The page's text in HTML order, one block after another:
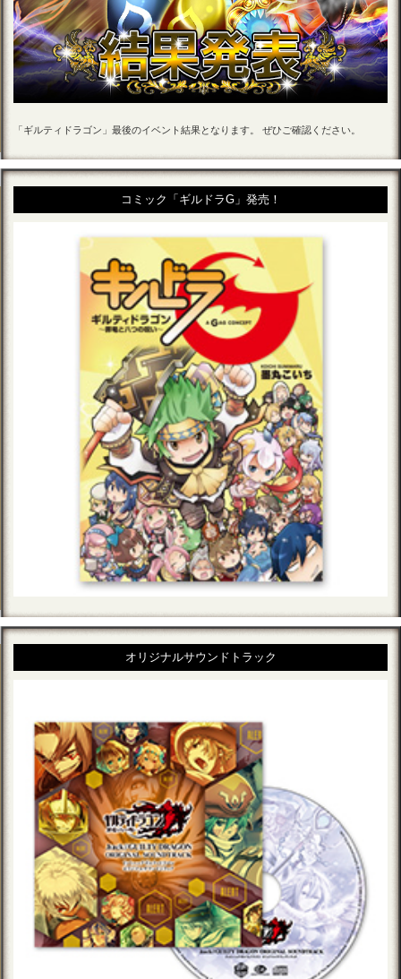
「ギルティドラゴン」最後のイベント結果となります。 ぜひご確認ください。
コミック「ギルドラG」発売！
オリジナルサウンドトラック